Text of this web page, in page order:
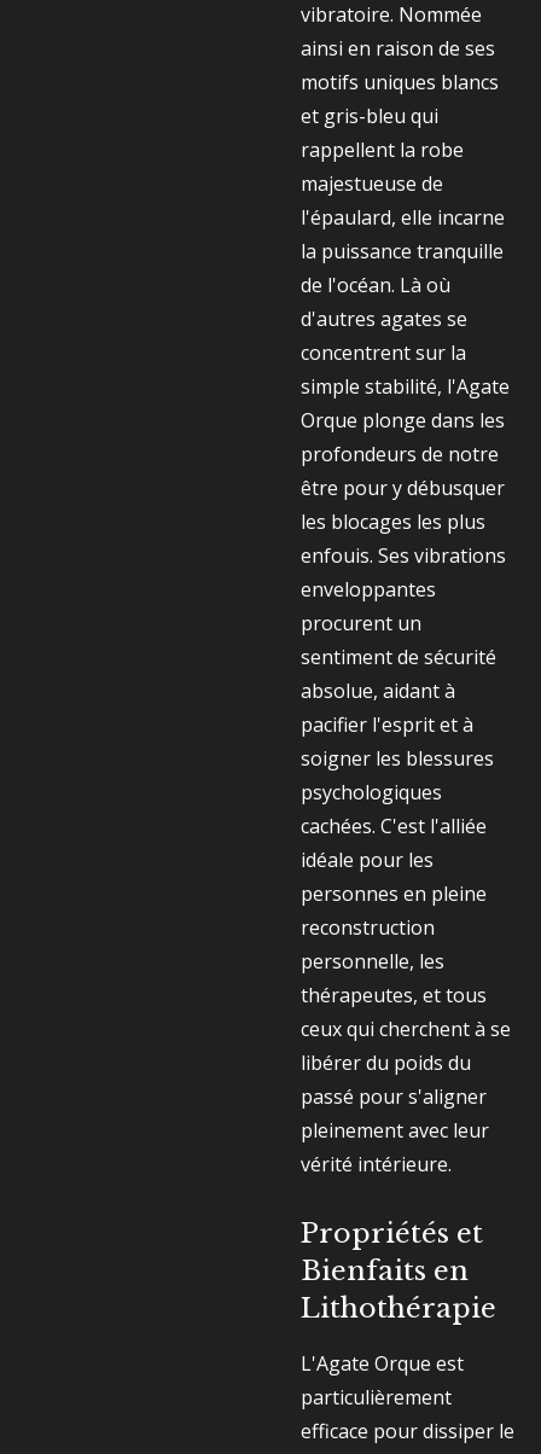
vibratoire. Nommée
ainsi en raison de ses
motifs uniques blancs
et gris-bleu qui
rappellent la robe
majestueuse de
l'épaulard, elle incarne
la puissance tranquille
de l'océan. Là où
d'autres agates se
concentrent sur la
simple stabilité, l'Agate
Orque plonge dans les
profondeurs de notre
être pour y débusquer
les blocages les plus
enfouis. Ses vibrations
enveloppantes
procurent un
sentiment de sécurité
absolue, aidant à
pacifier l'esprit et à
soigner les blessures
psychologiques
cachées. C'est l'alliée
idéale pour les
personnes en pleine
reconstruction
personnelle, les
thérapeutes, et tous
ceux qui cherchent à se
libérer du poids du
passé pour s'aligner
pleinement avec leur
vérité intérieure.
Propriétés et
Bienfaits en
Lithothérapie
L'Agate Orque est
particulièrement
efficace pour dissiper le